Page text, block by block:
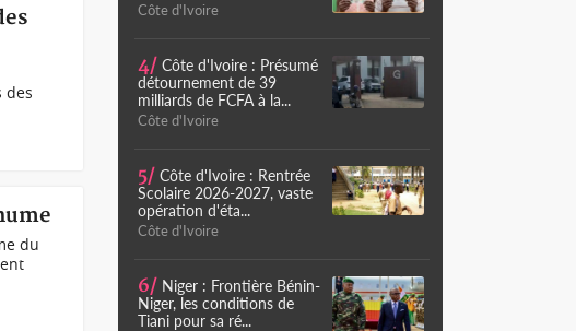
des
du
Côte d'Ivoire
4/ Côte d'Ivoire : Présumé
détournement de 39
milliards de FCFA à la...
Côte d'Ivoire
5/ Côte d'Ivoire : Rentrée
Scolaire 2026-2027, vaste
opération d'éta...
Côte d'Ivoire
6/ Niger : Frontière Bénin-
Niger, les conditions de
Tiani pour sa ré...